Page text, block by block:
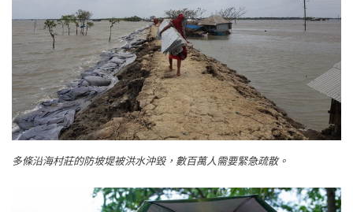
多條沿海村莊的防坡堤被洪水沖毀，數百萬人需要緊急疏散。